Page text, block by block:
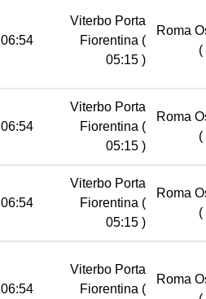
06:54
Viterbo Porta
Fiorentina (
05:15 )
Roma
(
06:54
Viterbo Porta
Fiorentina (
05:15 )
Roma
(
06:54
Viterbo Porta
Fiorentina (
05:15 )
Roma
(
06:54
Viterbo Porta
Fiorentina (
Roma